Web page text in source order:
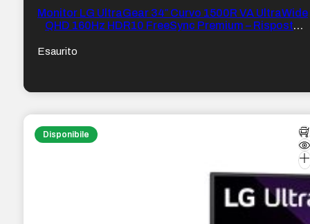
Monitor LG UltraGear 34″ Curvo 1500R VA UltraWide
QHD 160Hz HDR10 FreeSync Premium – Risposta
inclinabile – 21:9 – HDMI – VESA 100x100mm
Esaurito
Disponibile